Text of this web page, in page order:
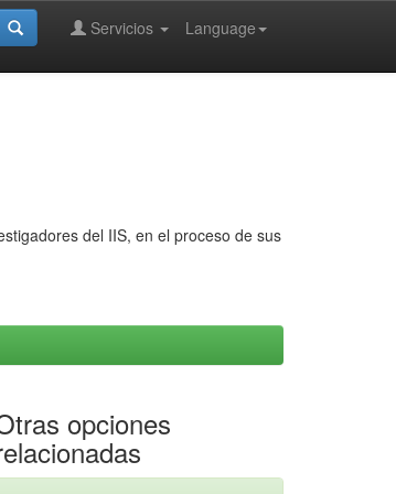
Language
Servicios
del IIS, en el proceso de sus
opciones